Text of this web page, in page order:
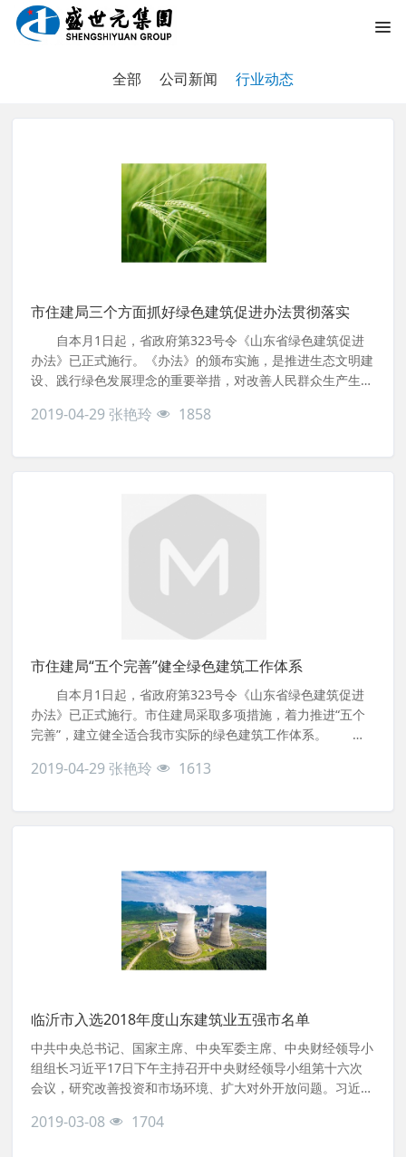
全部 公司新闻 行业动态
市住建局三个方面抓好绿色建筑促进办法贯彻落实
自本月1日起，省政府第323号令《山东省绿色建筑促进
办法》已正式施行。《办法》的颁布实施，是推进生态文明建
设、践行绿色发展理念的重要举措，对改善人民群众生产生活
转型升级，都具有重要意义。《办法》出台后，市住建局将会
2019-04-29张艳玲 1858
市住建局“五个完善”健全绿色建筑工作体系
自本月1日起，省政府第323号令《山东省绿色建筑促进
办法》已正式施行。市住建局采取多项措施，着力推进“五个
完善”，建立健全适合我市实际的绿色建筑工作体系。 一
划编制，以2020年为基期，2025年为规划期，明确绿色建筑
2019-04-29张艳玲 1613
临沂市入选2018年度山东建筑业五强市名单
中共中央总书记、国家主席、中央军委主席、中央财经领导小
组组长习近平17日下午主持召开中央财经领导小组第十六次
会议，研究改善投资和市场环境、扩大对外开放问题。习近平
开放步伐，降低市场运行成本，营造稳定公平透明、可预期的
2019-03-08 1704